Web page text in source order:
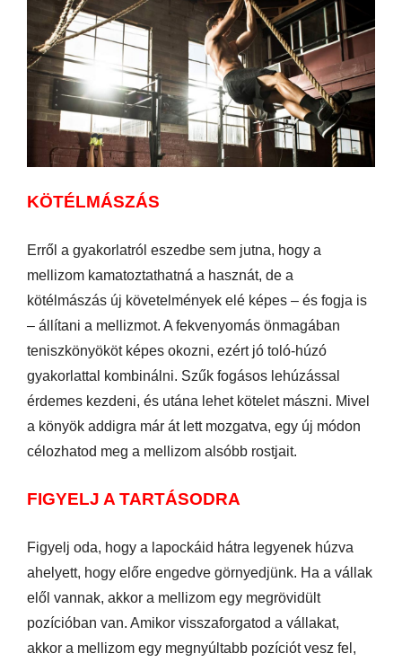
KÖTÉLMÁSZÁS
Erről a gyakorlatról eszedbe sem jutna, hogy a
mellizom kamatoztathatná a hasznát, de a
kötélmászás új követelmények elé képes – és fogja is
– állítani a mellizmot. A fekvenyomás önmagában
teniszkönyököt képes okozni, ezért jó toló-húzó
gyakorlattal kombinálni. Szűk fogásos lehúzással
érdemes kezdeni, és utána lehet kötelet mászni. Mivel
a könyök addigra már át lett mozgatva, egy új módon
célozhatod meg a mellizom alsóbb rostjait.
FIGYELJ A TARTÁSODRA
Figyelj oda, hogy a lapockáid hátra legyenek húzva
ahelyett, hogy előre engedve görnyedjünk. Ha a vállak
elől vannak, akkor a mellizom egy megrövidült
pozícióban van. Amikor visszaforgatod a vállakat,
akkor a mellizom egy megnyúltabb pozíciót vesz fel,